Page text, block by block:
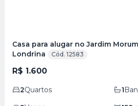
Casa para alugar no Jardim
Londrina
Cód. 12583
R$ 1.600
2Quartos 1